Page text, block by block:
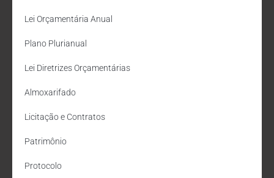
Lei Orçamentária Anual
Plano Plurianual
Lei Diretrizes Orçamentárias
Almoxarifado
Licitação e Contratos
Patrimônio
Protocolo